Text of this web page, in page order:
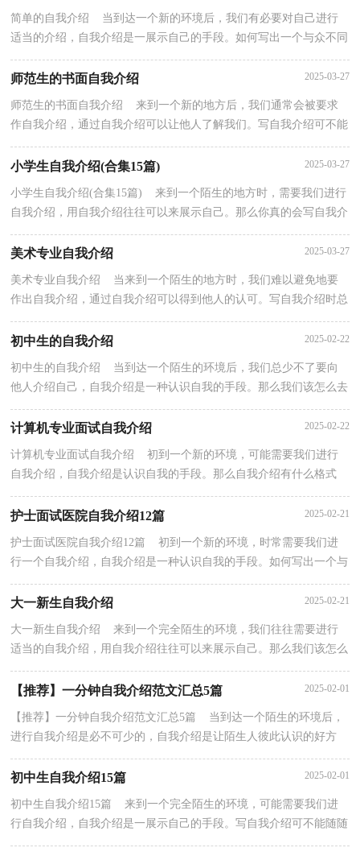
简单的自我介绍 当到达一个新的环境后，我们有必要对自己进行
适当的介绍，自我介绍是一展示自己的手段。如何写出一个与众不同
的自我介绍？以下是小编为大家收集的简单的自我介...
师范生的书面自我介绍 2025-03-27
师范生的书面自我介绍 来到一个新的地方后，我们通常会被要求
作自我介绍，通过自我介绍可以让他人了解我们。写自我介绍可不能
随随便便哦，下面是小编为大家收集的师范生的书面...
小学生自我介绍(合集15篇) 2025-03-27
小学生自我介绍(合集15篇) 来到一个陌生的地方时，需要我们进行
自我介绍，用自我介绍往往可以来展示自己。那么你真的会写自我介
美术专业自我介绍 2025-03-27
美术专业自我介绍 当来到一个陌生的地方时，我们难以避免地要
作出自我介绍，通过自我介绍可以得到他人的认可。写自我介绍时总
是没有新意？下面是小编为大家收集的美术专业自我...
初中生的自我介绍 2025-02-22
初中生的自我介绍 当到达一个陌生的环境后，我们总少不了要向
他人介绍自己，自我介绍是一种认识自我的手段。那么我们该怎么去
计算机专业面试自我介绍 2025-02-22
计算机专业面试自我介绍 初到一个新的环境，可能需要我们进行
自我介绍，自我介绍是认识自我的手段。那么自我介绍有什么格式
呢？以下是小编帮大家整理的计算机专业面试自我介绍...
护士面试医院自我介绍12篇 2025-02-21
护士面试医院自我介绍12篇 初到一个新的环境，时常需要我们进
行一个自我介绍，自我介绍是一种认识自我的手段。如何写出一个与
大一新生自我介绍 2025-02-21
大一新生自我介绍 来到一个完全陌生的环境，我们往往需要进行
适当的自我介绍，用自我介绍往往可以来展示自己。那么我们该怎么
去写自我介绍呢？下面是小编帮大家整理的大一新生...
【推荐】一分钟自我介绍范文汇总5篇 2025-02-01
【推荐】一分钟自我介绍范文汇总5篇 当到达一个陌生的环境后，
进行自我介绍是必不可少的，自我介绍是让陌生人彼此认识的好方
初中生自我介绍15篇 2025-02-01
初中生自我介绍15篇 来到一个完全陌生的环境，可能需要我们进
行自我介绍，自我介绍是一展示自己的手段。写自我介绍可不能随随